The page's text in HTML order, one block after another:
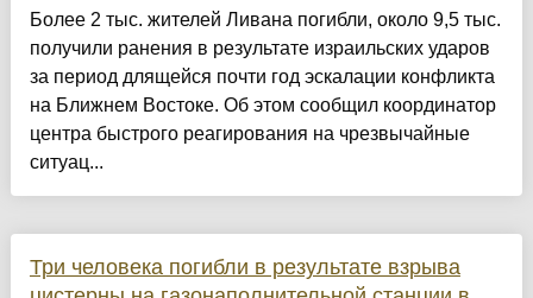
Более 2 тыс. жителей Ливана погибли, около 9,5 тыс.
получили ранения в результате израильских ударов
за период длящейся почти год эскалации конфликта
на Ближнем Востоке. Об этом сообщил координатор
центра быстрого реагирования на чрезвычайные
ситуац...
Три человека погибли в результате взрыва